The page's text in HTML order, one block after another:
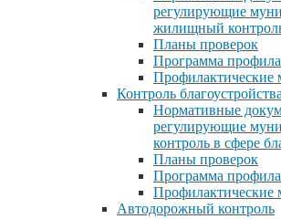
регулирующие
жилищный
Планы проверок
Программа
Профилактические
Контроль благоустройства
Нормативные
регулирующие
контроль в сфере
Планы проверок
Программа
Профилактические
Автодорожный контроль